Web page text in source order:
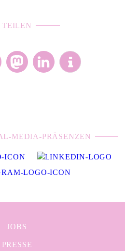
TEILEN
MEDIA-PRÄSENZEN
JOBS
PRESSE